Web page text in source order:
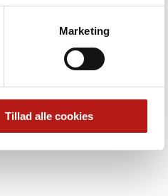
Marketing
Tillad alle cookies